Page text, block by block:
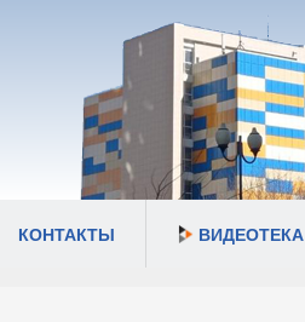
КОНТАКТЫ ВИДЕОТЕКА